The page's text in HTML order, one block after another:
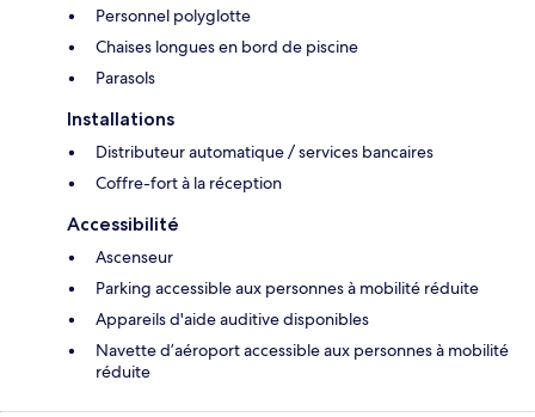
Personnel polyglotte
Chaises longues en bord de piscine
Parasols
Installations
Distributeur automatique / services bancaires
Coffre-fort à la réception
Accessibilité
Ascenseur
Parking accessible aux personnes à mobilité réduite
Appareils d'aide auditive disponibles
Navette d’aéroport accessible aux personnes à mobilité
réduite